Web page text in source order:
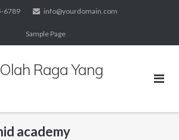
6789 info@yourdomain.com
Sample Page
Raga Yang
academy